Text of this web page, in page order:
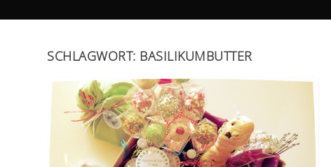
SCHLAGWORT: BASILIKUMBUTTER